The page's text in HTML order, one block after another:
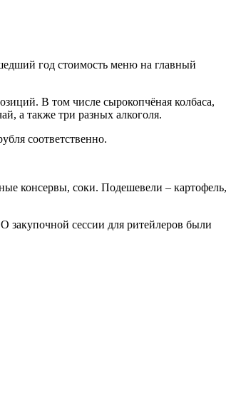
год стоимость меню на главный
В том числе сырокопчёная колбаса,
а также три разных алкоголя.
соответственно.
консервы, соки. Подешевели – картофель,
закупочной сессии для ритейлеров были